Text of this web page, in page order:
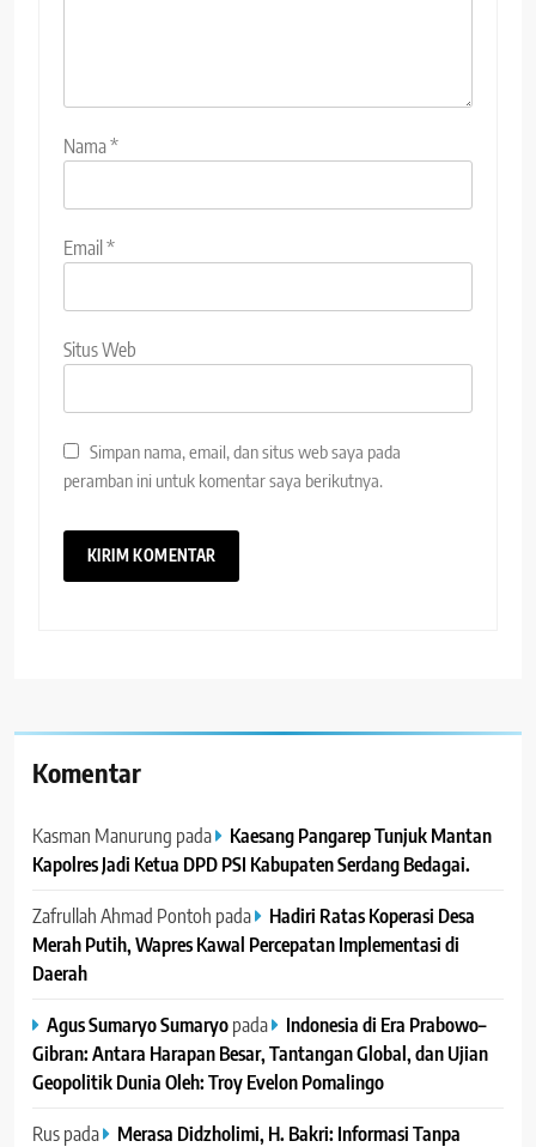
Nama*
Email*
Situs Web
Simpan nama, email, dan situs web saya pada
peramban ini untuk komentar saya berikutnya.
Komentar
Kasman Manurung pada
Kaesang Pangarep Tunjuk Mantan
Kapolres Jadi Ketua DPD PSI Kabupaten Serdang Bedagai. ‎ ‎
Zafrullah Ahmad Pontoh pada
Hadiri Ratas Koperasi Desa
Merah Putih, Wapres Kawal Percepatan Implementasi di
Daerah
Agus Sumaryo Sumaryopada
Indonesia di Era Prabowo–
Gibran: Antara Harapan Besar, Tantangan Global, dan Ujian
Geopolitik Dunia Oleh: Troy Evelon Pomalingo
Ruspada
Merasa Didzholimi, H. Bakri: Informasi Tanpa